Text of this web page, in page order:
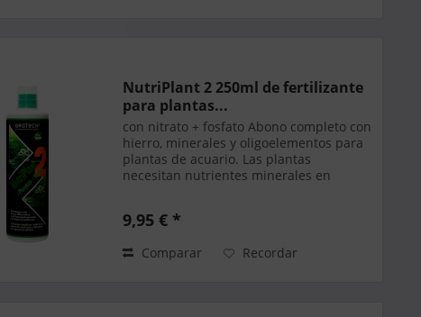
NutriPlant 2 250ml de fertilizante
para plantas...
con nitrato + fosfato Abono completo con
hierro, minerales y oligoelementos para
plantas de acuario. Las plantas
necesitan nutrientes minerales en
metabolismo. Los...
9,95 € *
Comparar Recordar